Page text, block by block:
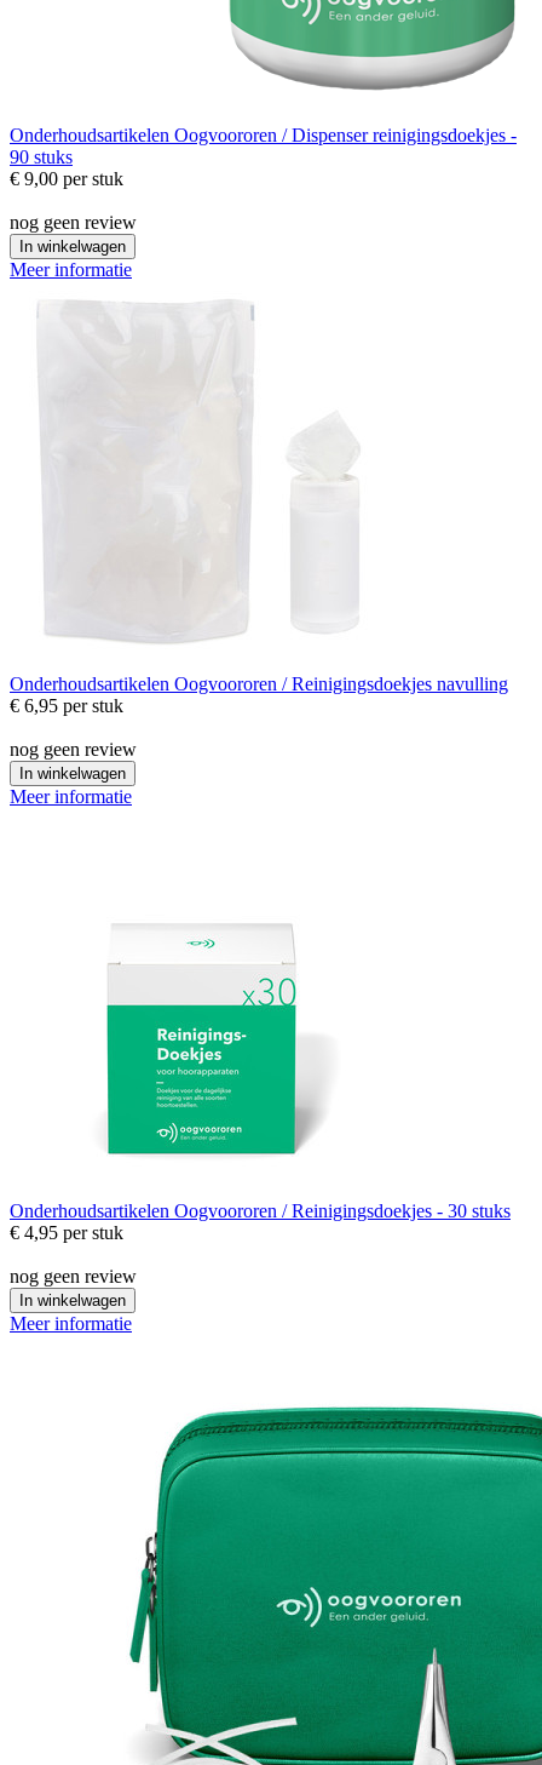
Onderhoudsartikelen Oogvoororen / Dispenser reinigingsdoekjes -
90 stuks
€ 9,00 per stuk
nog geen review
In winkelwagen
Meer informatie
Onderhoudsartikelen Oogvoororen / Reinigingsdoekjes navulling
€ 6,95 per stuk
nog geen review
In winkelwagen
Meer informatie
Onderhoudsartikelen Oogvoororen / Reinigingsdoekjes - 30 stuks
€ 4,95 per stuk
nog geen review
In winkelwagen
Meer informatie